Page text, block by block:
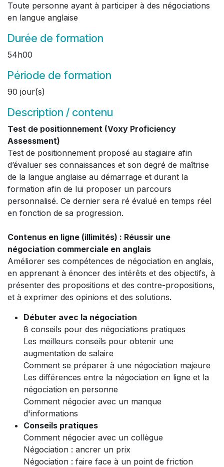
Toute personne ayant à participer à des négociations
en langue anglaise
Durée de formation
54h00
Période de formation
90 jour(s)
Description / contenu
Test de positionnement (Voxy Proficiency
Assessment)
Test de positionnement proposé au stagiaire afin
d’évaluer ses connaissances et son degré de maîtrise
de la langue anglaise au démarrage et durant la
formation afin de lui proposer un parcours
personnalisé. Ce dernier sera ré évalué en temps réel
en fonction de sa progression.
Contenus en ligne (illimités) : Réussir une
négociation commerciale en anglais
Améliorer ses compétences de négociation en anglais,
en apprenant à énoncer des intérêts et des objectifs, à
présenter des propositions et des contre-propositions,
et à exprimer des opinions et des solutions.
Débuter avec la négociation
8 conseils pour des négociations pratiques
Les meilleurs conseils pour obtenir une
augmentation de salaire
Comment se préparer à une négociation majeure
Les différences entre la négociation en ligne et la
négociation en personne
Comment négocier avec un manque
d'informations
Conseils pratiques
Comment négocier avec un collègue
Négociation : ancrer un prix
Négociation : faire face à un point de friction